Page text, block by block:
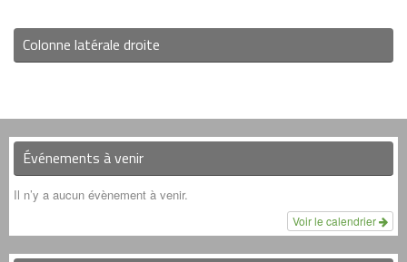
Colonne latérale droite
Événements à venir
Il n’y a aucun évènement à venir.
Voir le calendrier